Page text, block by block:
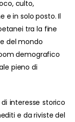
culto,
e in solo posto. Il
tra la fine
del mondo
demografico
pieno di
interesse storico
e da riviste del